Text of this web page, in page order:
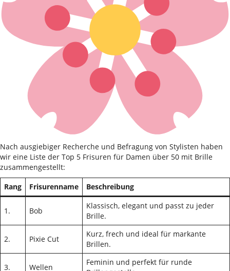
Nach ausgiebiger Recherche und Befragung von Stylisten haben
wir eine Liste der Top 5 Frisuren für Damen über 50 mit Brille
zusammengestellt:
Rang
Frisurenname Beschreibung
1. Bob
Klassisch, elegant und passt zu jeder
Brille.
2. Pixie Cut
Kurz, frech und ideal für markante
Brillen.
3. Wellen
Feminin und perfekt für runde